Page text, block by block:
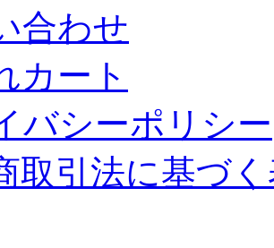
合わせ
カート
バシーポリシー
取引法に基づ